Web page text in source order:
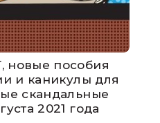
пособия
и каникулы для
скандальные
2021 года